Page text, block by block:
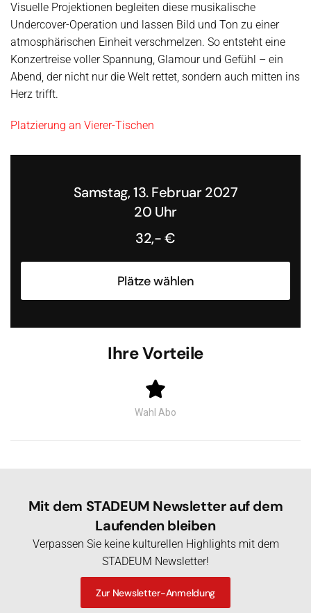
Visuelle Projektionen begleiten diese musikalische
Undercover-Operation und lassen Bild und Ton zu einer
atmosphärischen Einheit verschmelzen. So entsteht eine
Konzertreise voller Spannung, Glamour und Gefühl – ein
Abend, der nicht nur die Welt rettet, sondern auch mitten ins
Herz trifft.
Platzierung an Vierer-Tischen
Samstag, 13. Februar 2027
20 Uhr
32,- €
Plätze wählen
Ihre Vorteile
Wahl Abo
Mit dem STADEUM Newsletter auf dem
Laufenden bleiben
Verpassen Sie keine kulturellen Highlights mit dem
STADEUM Newsletter!
Zur Newsletter-Anmeldung